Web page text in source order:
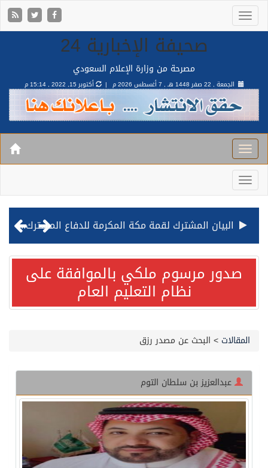
صحيفة الإخبارية 24
مصرحة من وزارة الإعلام السعودي
الجمعة , 22 صفر 1448 هـ , 7 أغسطس 2026 م | أكتوبر 15, 2022 , 15:14 م
البيان المشترك لقمة مكة المكرمة للدفاع المشترك بين المملكة وتركيا وباكستان
قيادة القوات المشتركة للتحالف: نفذنا عملية رد عسكري متناسبة لأهداف عسكرية مشروعة تابعة للمليشيا الحوثية الإرهابية في محافظة الحديدة
مصدر مسؤول بالهيئة العامة للنقل: سلامة جميع أفراد طاقم سفينة (ENCELIA) وتم اتخاذ الإجراءات اللازمة لتأمينها
وزارة الموارد البشرية والتنمية الاجتماعية تمدد مهلة تصحيح أوضاع رخص العمل حتى نهاية العام الحالي
خلال 3 أيام… التجمعات الصحية تتلقى رغبات أكثر من 87% من موظفي وزارة الصحة لعروض الانتقال
صدور مرسوم ملكي بالموافقة على
نظام التعليم العام
المقالات > البحث عن مصدر رزق
عبدالعزيز بن سلطان التوم